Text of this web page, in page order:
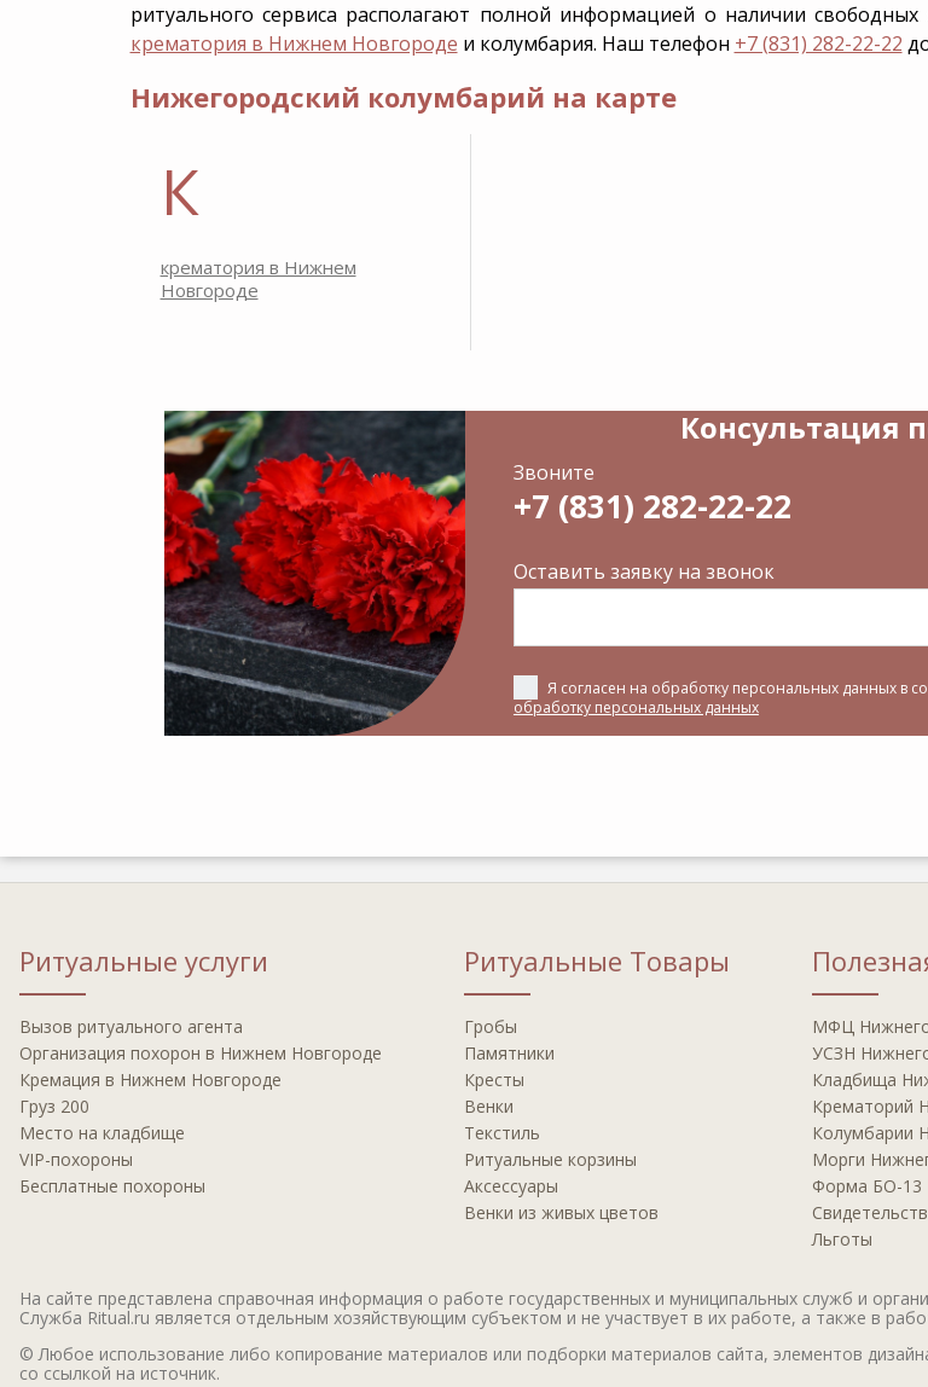
ритуального сервиса располагают полной информацией о наличии
крематория в Нижнем Новгороде и колумбария. Наш телефон +7 (831) 282-22-22
Нижегородский колумбарий на карте
К
крематория в Нижнем
Новгороде
Консультация
Звоните
+7 (831) 282-22-22
Оставить заявку на звонок
Я согласен на обработку персональных данных в
обработку персональных данных
Ритуальные услуги
Вызов ритуального агента
Организация похорон в Нижнем Новгороде
Кремация в Нижнем Новгороде
Груз 200
Место на кладбище
VIP-похороны
Бесплатные похороны
Ритуальные Товары
Гробы
Памятники
Кресты
Венки
Текстиль
Ритуальные корзины
Аксессуары
Венки из живых цветов
МФЦ
УСЗН
Кладбища
Крематорий
Колумбарии
Морги
Форма БО-13
Льготы
На сайте представлена справочная информация о работе государственных и муниципальных служб и
Служба Ritual.ru является отдельным хозяйствующим субъектом и не участвует в их работе, а также в
© Любое использование либо копирование материалов или подборки материалов сайта, элементов
со ссылкой на источник.